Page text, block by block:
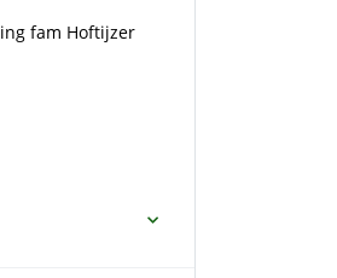
fam Hoftijzer